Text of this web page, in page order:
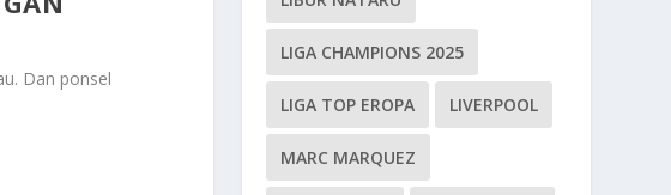
. Dan ponsel
LIGA CHAMPIONS 2025
LIGA TOP EROPA LIVERPOOL
MARC MARQUEZ